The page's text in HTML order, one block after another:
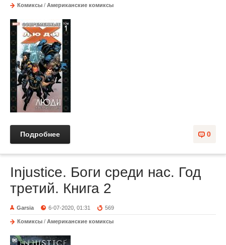
Комиксы / Американские комиксы
0
Подробнее
Injustice. Боги среди нас. Год
третий. Книга 2
Garsia 6-07-2020, 01:31 569
Комиксы / Американские комиксы